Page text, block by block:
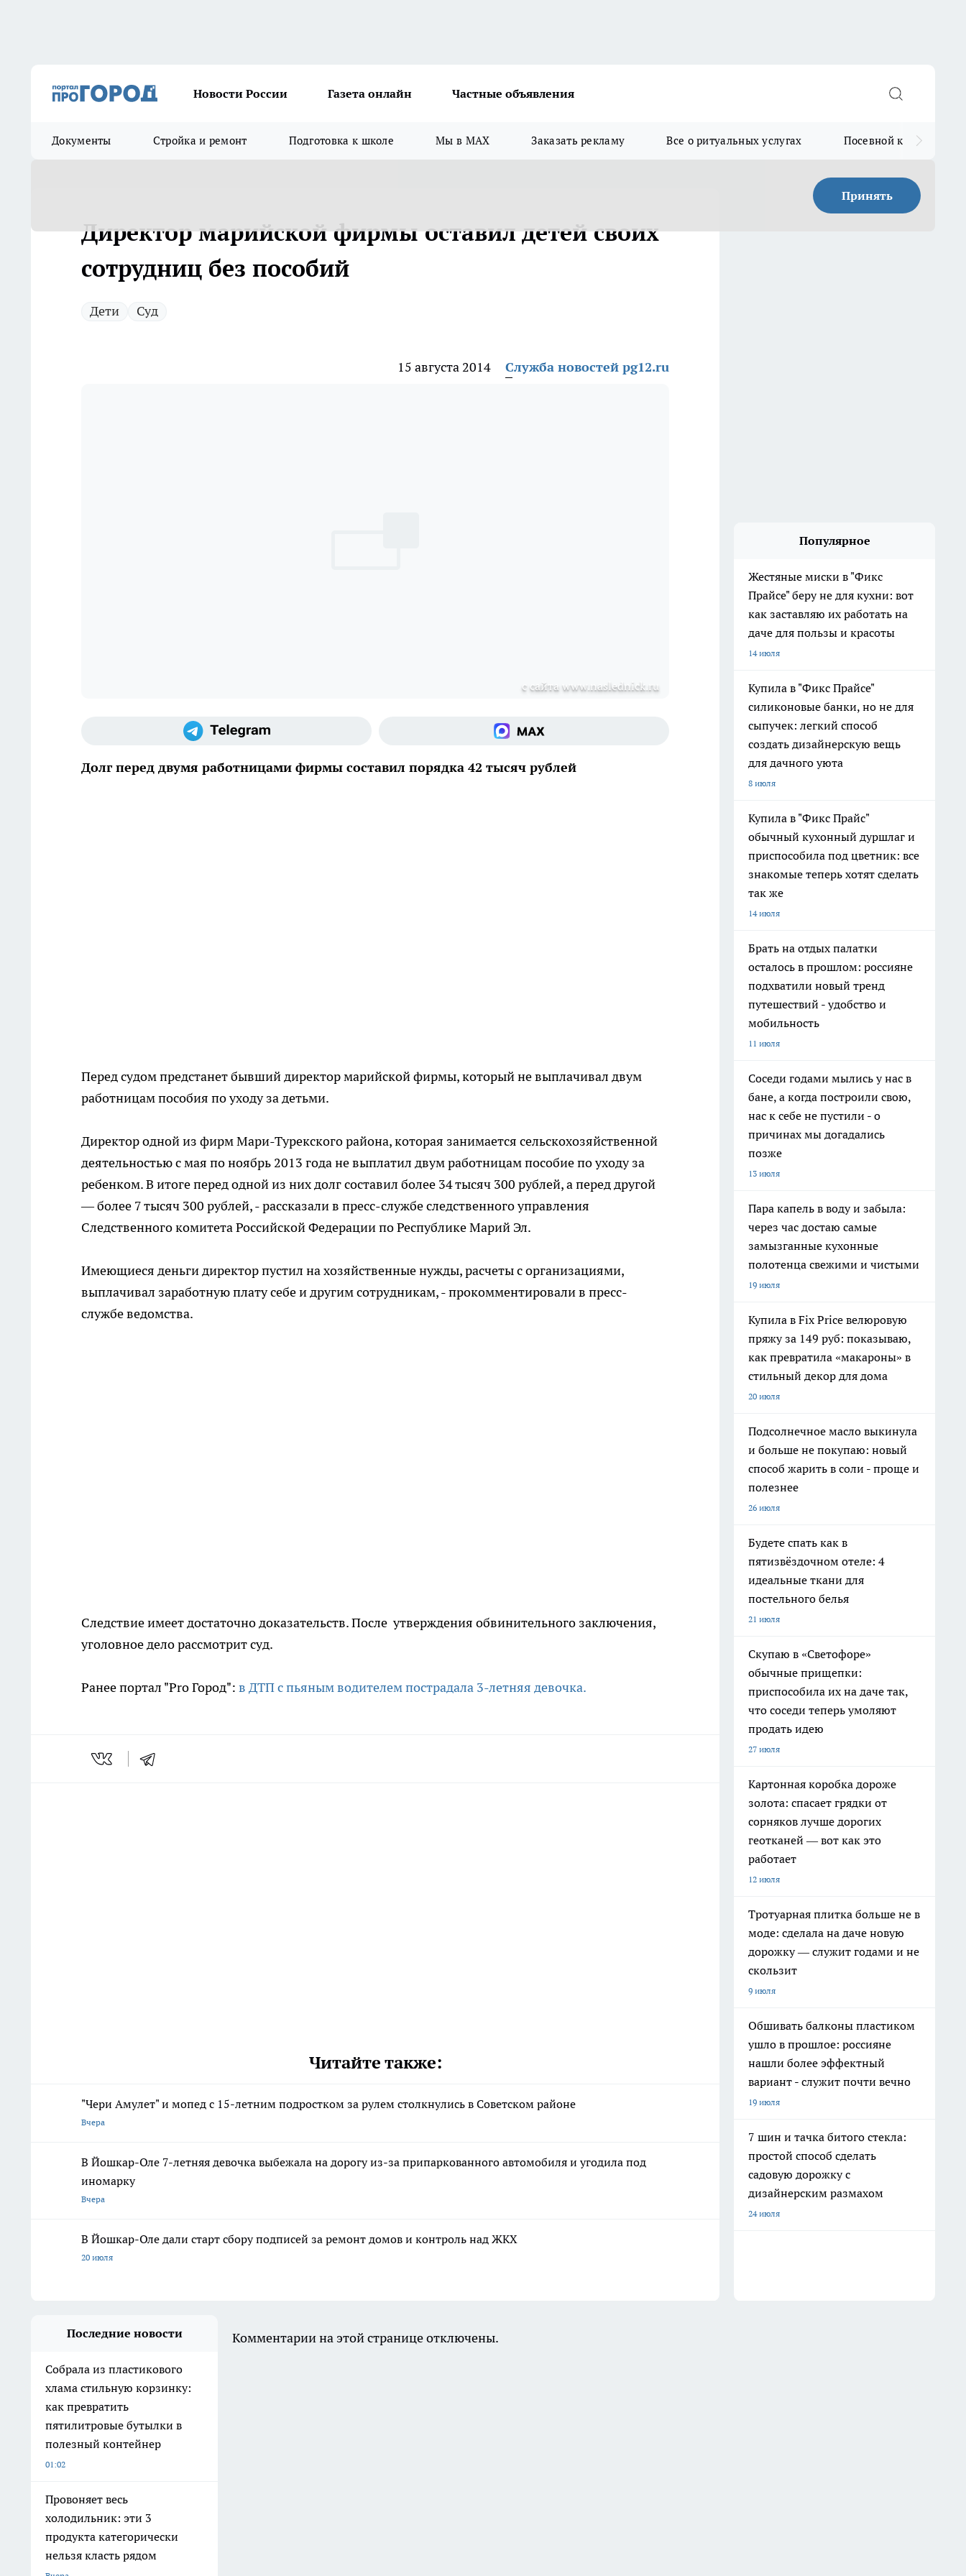
Новости России Газета онлайн Частные объявления
Документы Стройка и ремонт Подготовка к школе Мы в MAX Заказать рекламу Все о ритуальных услугах Посевной календарь
Принять
Директор марийской фирмы оставил детей своих
сотрудниц без пособий
Дети Суд
15 августа 2014 Служба новостей pg12.ru
c сайта www.naslednick.ru
Долг перед двумя работницами фирмы составил порядка 42 тысяч рублей
Перед судом предстанет бывший директор марийской фирмы, который не выплачивал двум
работницам пособия по уходу за детьми.
Директор одной из фирм Мари-Турекского района, которая занимается сельскохозяйственной
деятельностью с мая по ноябрь 2013 года не выплатил двум работницам пособие по уходу за
ребенком. В итоге перед одной из них долг составил более 34 тысяч 300 рублей, а перед другой
— более 7 тысяч 300 рублей, - рассказали в пресс-службе следственного управления
Следственного комитета Российской Федерации по Республике Марий Эл.
Имеющиеся деньги директор пустил на хозяйственные нужды, расчеты с организациями,
выплачивал заработную плату себе и другим сотрудникам, - прокомментировали в пресс-
службе ведомства.
Следствие имеет достаточно доказательств. После утверждения обвинительного заключения,
уголовное дело рассмотрит суд.
Ранее портал "Pro Город": в ДТП с пьяным водителем пострадала 3-летняя девочка.
Читайте также:
"Чери Амулет" и мопед с 15-летним подростком за рулем столкнулись в Советском районе
Вчера
В Йошкар-Оле 7-летняя девочка выбежала на дорогу из-за припаркованного автомобиля и угодила под
иномарку
Вчера
В Йошкар-Оле дали старт сбору подписей за ремонт домов и контроль над ЖКХ
20 июля
Популярное
Жестяные миски в "Фикс
Прайсе" беру не для кухни: вот
как заставляю их работать на
даче для пользы и красоты
14 июля
Купила в "Фикс Прайсе"
силиконовые банки, но не для
сыпучек: легкий способ
создать дизайнерскую вещь
для дачного уюта
8 июля
Купила в "Фикс Прайс"
обычный кухонный дуршлаг и
приспособила под цветник: все
знакомые теперь хотят сделать
так же
14 июля
Брать на отдых палатки
осталось в прошлом: россияне
подхватили новый тренд
путешествий - удобство и
мобильность
11 июля
Соседи годами мылись у нас в
бане, а когда построили свою,
нас к себе не пустили - о
причинах мы догадались
позже
13 июля
Пара капель в воду и забыла:
через час достаю самые
замызганные кухонные
полотенца свежими и чистыми
19 июля
Купила в Fix Price велюровую
пряжу за 149 руб: показываю,
как превратила «макароны» в
стильный декор для дома
20 июля
Подсолнечное масло выкинула
и больше не покупаю: новый
способ жарить в соли - проще и
полезнее
26 июля
Будете спать как в
пятизвёздочном отеле: 4
идеальные ткани для
постельного белья
21 июля
Скупаю в «Светофоре»
обычные прищепки:
приспособила их на даче так,
что соседи теперь умоляют
продать идею
27 июля
Картонная коробка дороже
золота: спасает грядки от
сорняков лучше дорогих
геотканей — вот как это
работает
12 июля
Тротуарная плитка больше не в
моде: сделала на даче новую
дорожку — служит годами и не
скользит
9 июля
Обшивать балконы пластиком
ушло в прошлое: россияне
нашли более эффектный
вариант - служит почти вечно
19 июля
7 шин и тачка битого стекла:
простой способ сделать
садовую дорожку с
дизайнерским размахом
24 июля
Последние новости
Собрала из пластикового
хлама стильную корзинку:
как превратить
пятилитровые бутылки в
полезный контейнер
01:02
Провоняет весь
холодильник: эти 3
продукта категорически
нельзя класть рядом
Комментарии на этой странице отключены.